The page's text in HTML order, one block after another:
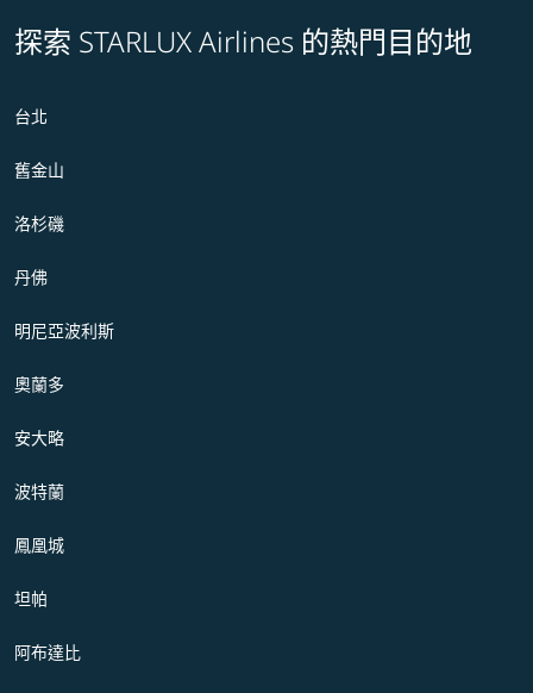
探索 STARLUX Airlines 的熱門目的地
台北
舊金山
洛杉磯
丹佛
明尼亞波利斯
奧蘭多
安大略
波特蘭
鳳凰城
坦帕
阿布達比